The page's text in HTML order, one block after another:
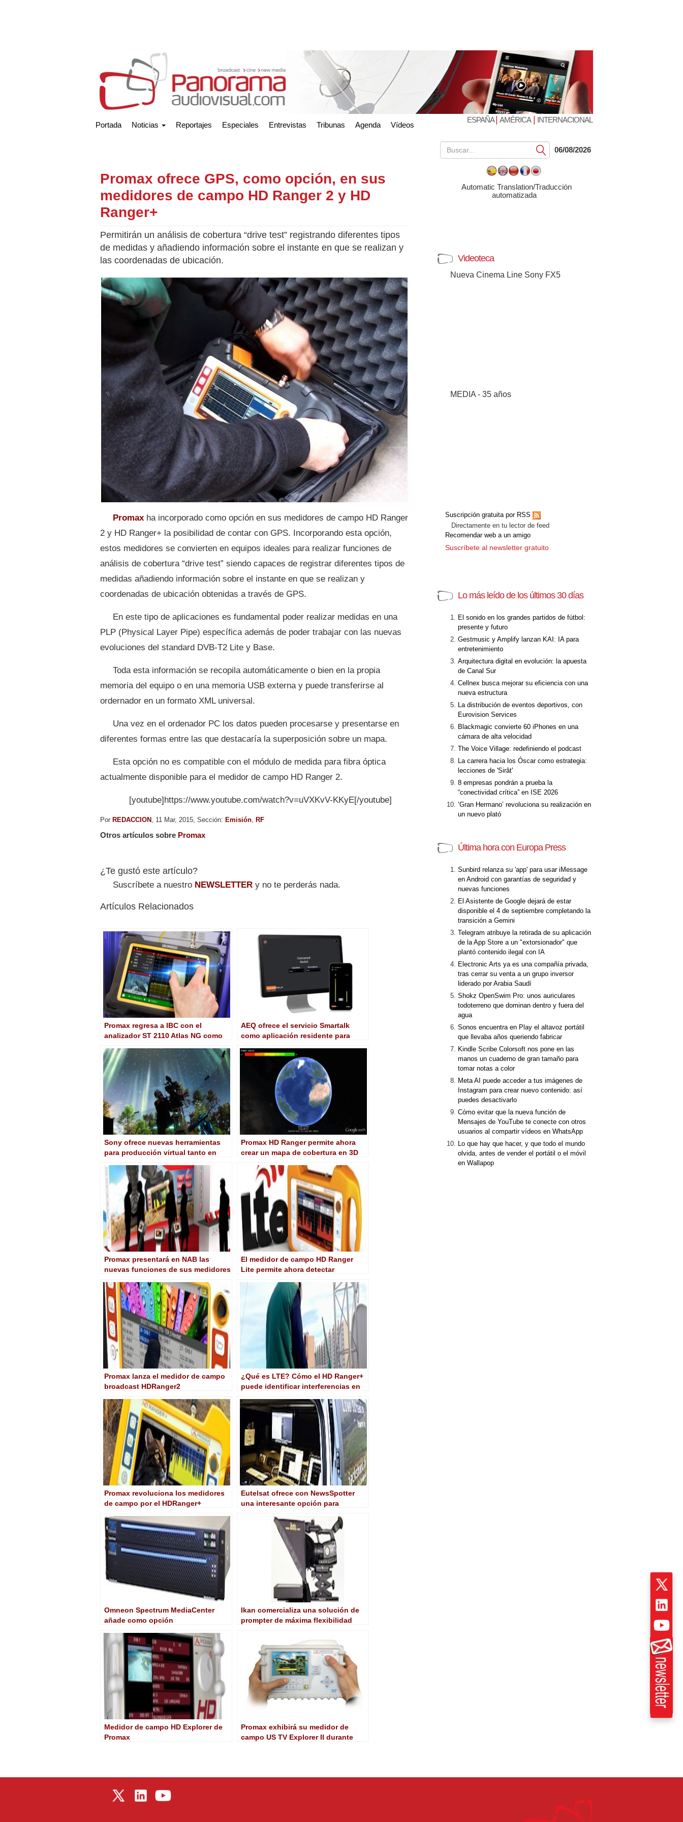
Portada Noticias Reportajes Especiales Entrevistas Tribunas Agenda Vídeos
ESPAÑA| AMÉRICA| INTERNACIONAL
Promax ofrece GPS, como opción, en sus
medidores de campo HD Ranger 2 y HD
Ranger+
Permitirán un análisis de cobertura “drive test” registrando diferentes tipos
de medidas y añadiendo información sobre el instante en que se realizan y
las coordenadas de ubicación.
Promax ha incorporado como opción en sus medidores de campo HD Ranger
2 y HD Ranger+ la posibilidad de contar con GPS. Incorporando esta opción,
estos medidores se convierten en equipos ideales para realizar funciones de
análisis de cobertura “drive test” siendo capaces de registrar diferentes tipos de
medidas añadiendo información sobre el instante en que se realizan y
coordenadas de ubicación obtenidas a través de GPS.
En este tipo de aplicaciones es fundamental poder realizar medidas en una
PLP (Physical Layer Pipe) específica además de poder trabajar con las nuevas
evoluciones del standard DVB-T2 Lite y Base.
Toda esta información se recopila automáticamente o bien en la propia
memoria del equipo o en una memoria USB externa y puede transferirse al
ordernador en un formato XML universal.
Una vez en el ordenador PC los datos pueden procesarse y presentarse en
diferentes formas entre las que destacaría la superposición sobre un mapa.
Esta opción no es compatible con el módulo de medida para fibra óptica
actualmente disponible para el medidor de campo HD Ranger 2.
[youtube]https://www.youtube.com/watch?v=uVXKvV-KKyE[/youtube]
Por REDACCION , 11 Mar, 2015, Sección: Emisión RF
Otros artículos sobre Promax
¿Te gustó este artículo?
Suscríbete a nuestro NEWSLETTER y no te perderás nada.
Artículos Relacionados
Promax regresa a IBC con el
analizador ST 2110 Atlas NG como
AEQ ofrece el servicio Smartalk
como aplicación residente para
desde smartphones
Sony ofrece nuevas herramientas
para producción virtual tanto en
color
Promax HD Ranger permite ahora
crear un mapa de cobertura en 3D
Promax presentará en NAB las
nuevas funciones de sus medidores
El medidor de campo HD Ranger
Lite permite ahora detectar
señales LTE
Promax lanza el medidor de campo
broadcast HDRanger2
¿Qué es LTE? Cómo el HD Ranger+
puede identificar interferencias en
Promax revoluciona los medidores
de campo por el HDRanger+
Eutelsat ofrece con NewsSpotter
una interesante opción para
Omneon Spectrum MediaCenter
añade como opción
Ikan comercializa una solución de
prompter de máxima flexibilidad
Medidor de campo HD Explorer de
Promax
Promax exhibirá su medidor de
campo US TV Explorer II durante
Submit06/08/2026
Automatic Translation/Traducción
automatizada
Videoteca
Nueva Cinema Line Sony FX5
MEDIA - 35 años
Suscripción gratuita por RSS
Directamente en tu lector de feed
Recomendar web a un amigo
Suscríbete al newsletter gratuito
Lo más leído de los últimos 30 días
El sonido en los grandes partidos de fútbol:
presente y futuro
Gestmusic y Amplify lanzan KAI: IA para
entretenimiento
Arquitectura digital en evolución: la apuesta
de Canal Sur
Cellnex busca mejorar su eficiencia con una
nueva estructura
La distribución de eventos deportivos, con
Eurovision Services
Blackmagic convierte 60 iPhones en una
cámara de alta velocidad
The Voice Village: redefiniendo el podcast
La carrera hacia los Óscar como estrategia:
lecciones de 'Sirât'
8 empresas pondrán a prueba la
“conectividad crítica” en ISE 2026
‘Gran Hermano’ revoluciona su realización en
un nuevo plató
Última hora con Europa Press
Sunbird relanza su 'app' para usar iMessage
en Android con garantías de seguridad y
nuevas funciones
El Asistente de Google dejará de estar
disponible el 4 de septiembre completando la
transición a Gemini
Telegram atribuye la retirada de su aplicación
de la App Store a un "extorsionador" que
plantó contenido ilegal con IA
Electronic Arts ya es una compañía privada,
tras cerrar su venta a un grupo inversor
liderado por Arabia Saudí
Shokz OpenSwim Pro: unos auriculares
todoterreno que dominan dentro y fuera del
agua
Sonos encuentra en Play el altavoz portátil
que llevaba años queriendo fabricar
Kindle Scribe Colorsoft nos pone en las
manos un cuaderno de gran tamaño para
tomar notas a color
Meta AI puede acceder a tus imágenes de
Instagram para crear nuevo contenido: así
puedes desactivarlo
Cómo evitar que la nueva función de
Mensajes de YouTube te conecte con otros
usuarios al compartir vídeos en WhatsApp
Lo que hay que hacer, y que todo el mundo
olvida, antes de vender el portátil o el móvil
en Wallapop